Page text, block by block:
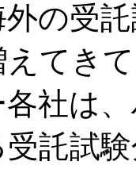
の受
てき
社は
受託試